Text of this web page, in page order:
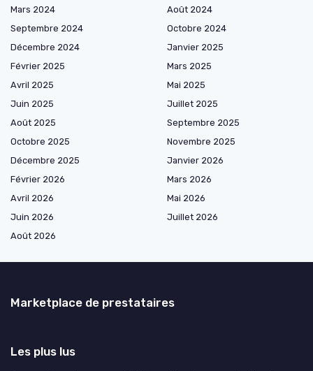
Mars 2024
Août 2024
Septembre 2024
Octobre 2024
Décembre 2024
Janvier 2025
Février 2025
Mars 2025
Avril 2025
Mai 2025
Juin 2025
Juillet 2025
Août 2025
Septembre 2025
Octobre 2025
Novembre 2025
Décembre 2025
Janvier 2026
Février 2026
Mars 2026
Avril 2026
Mai 2026
Juin 2026
Juillet 2026
Août 2026
Marketplace de prestataires
Les plus lus